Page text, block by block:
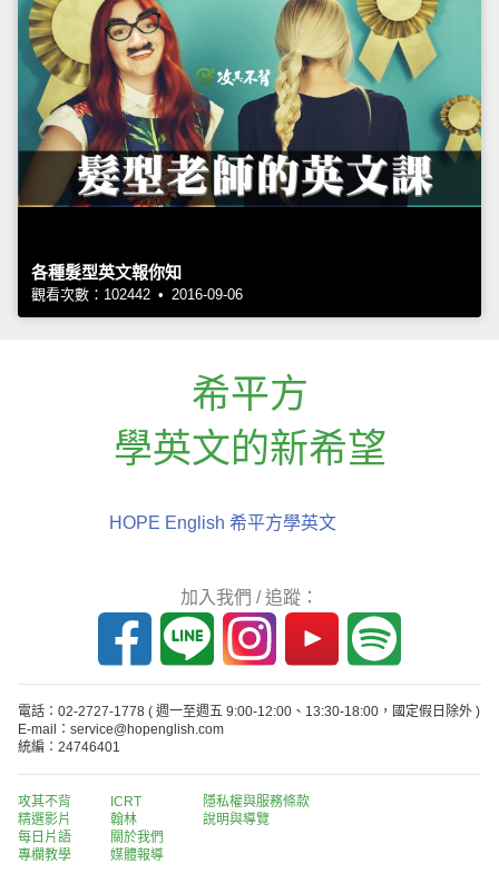
各種髮型英文報你知
觀看次數：102442 • 2016-09-06
希平方
學英文的新希望
HOPE English 希平方學英文
加入我們 / 追蹤：
電話：02-2727-1778 ( 週一至週五 9:00-12:00、13:30-18:00，國定假日除外 )
E-mail：service@hopenglish.com
統編：24746401
攻其不背
精選影片
每日片語
專欄教學
ICRT
翰林
關於我們
媒體報導
隱私權與服務條款
說明與導覽